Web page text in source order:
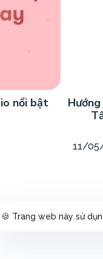
nổi bật
11/
🍪 Trang web này sử